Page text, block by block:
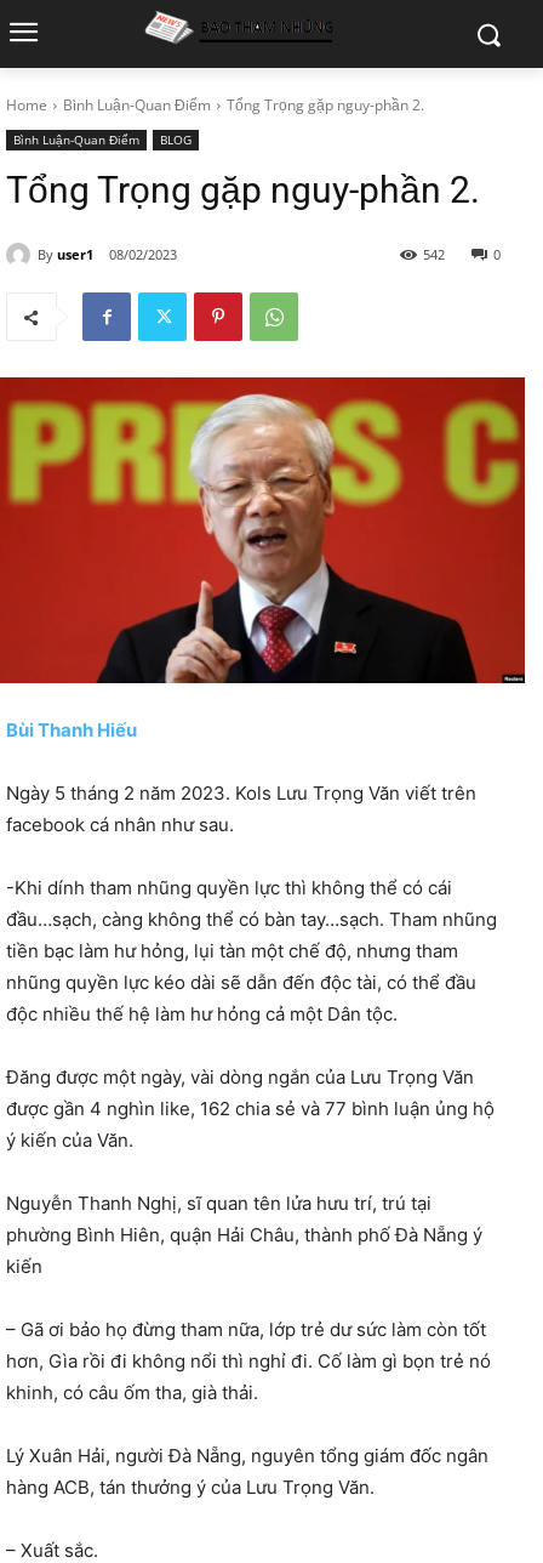
Home Bình Luận-Quan Điểm Tổng Trọng gặp nguy-phần 2.
Bình Luận-Quan Điểm BLOG
Tổng Trọng gặp nguy-phần 2.
By user1 08/02/2023 0
542
Bùi Thanh Hiếu
Ngày 5 tháng 2 năm 2023. Kols Lưu Trọng Văn viết trên
facebook cá nhân như sau.
-Khi dính tham nhũng quyền lực thì không thể có cái
đầu…sạch, càng không thể có bàn tay…sạch. Tham nhũng
tiền bạc làm hư hỏng, lụi tàn một chế độ, nhưng tham
nhũng quyền lực kéo dài sẽ dẫn đến độc tài, có thể đầu
độc nhiều thế hệ làm hư hỏng cả một Dân tộc.
Đăng được một ngày, vài dòng ngắn của Lưu Trọng Văn
được gần 4 nghìn like, 162 chia sẻ và 77 bình luận ủng hộ
ý kiến của Văn.
Nguyễn Thanh Nghị, sĩ quan tên lửa hưu trí, trú tại
phường Bình Hiên, quận Hải Châu, thành phố Đà Nẵng ý
kiến
– Gã ơi bảo họ đừng tham nữa, lớp trẻ dư sức làm còn tốt
hơn, Gìa rồi đi không nổi thì nghỉ đi. Cố làm gì bọn trẻ nó
khinh, có câu ốm tha, già thải.
Lý Xuân Hải, người Đà Nẵng, nguyên tổng giám đốc ngân
hàng ACB, tán thưởng ý của Lưu Trọng Văn.
– Xuất sắc.